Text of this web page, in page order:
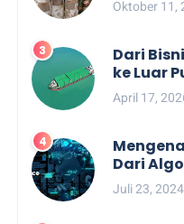
Oktober 11,
Dari
ke Luar
Pulau
April 17,
Dari
Tak
Industri
Juli 23, 2024